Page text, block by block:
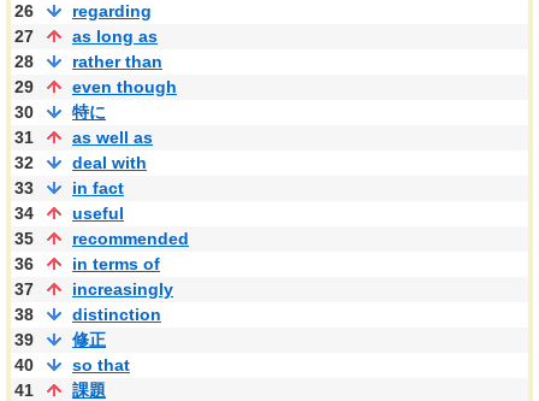
26
regarding
27
as long as
28
rather than
29
even though
30
特に
31
as well as
32
deal with
33
in fact
34
useful
35
recommended
36
in terms of
37
increasingly
38
distinction
39
修正
40
so that
41
課題